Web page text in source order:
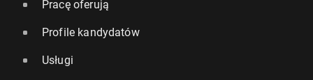
Pracę oferują
Profile kandydatów
Usługi